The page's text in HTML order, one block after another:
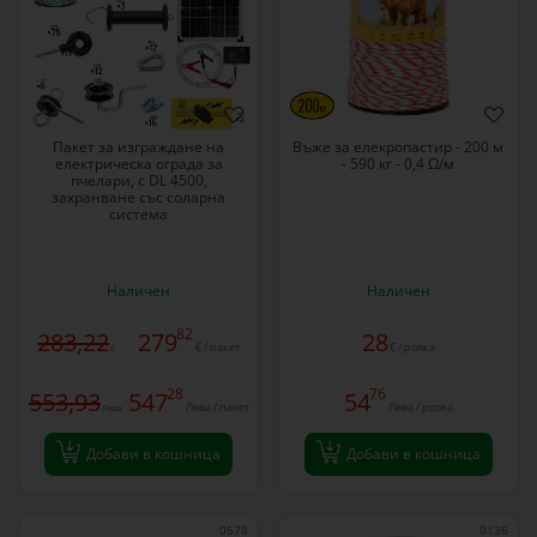
Пакет за изграждане на
електрическа ограда за
пчелари, с DL 4500,
захранване със соларна
система
Наличен
283,22 27982
€ / пакет
553,93 54728
Лева / пакет
Добави в кошница
Въже за елекропастир - 200 м
- 590 кг - 0,4 Ω/м
Наличен
28 € / ролка
5476
Лева / ролка
Добави в кошница
0578 0136